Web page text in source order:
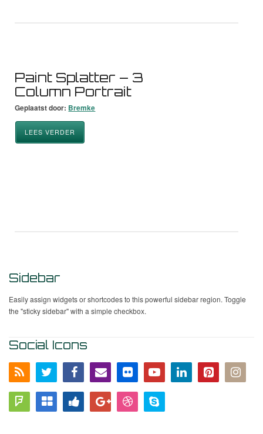
Paint Splatter – 3
Column Portrait
Geplaatst door: Bremke
LEES VERDER
Sidebar
Easily assign widgets or shortcodes to this powerful sidebar region. Toggle
the "sticky sidebar" with a simple checkbox.
Social Icons